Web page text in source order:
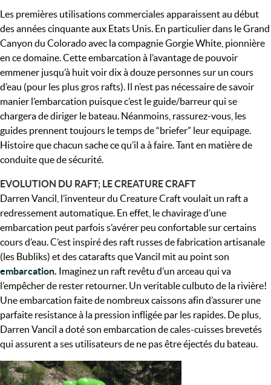
Les premières utilisations commerciales apparaissent au début
des années cinquante aux Etats Unis. En particulier dans le Grand
Canyon du Colorado avec la compagnie Gorgie White, pionnière
en ce domaine. Cette embarcation à l’avantage de pouvoir
emmener jusqu’à huit voir dix à douze personnes sur un cours
d’eau (pour les plus gros rafts). Il n’est pas nécessaire de savoir
manier l’embarcation puisque c’est le guide/barreur qui se
chargera de diriger le bateau. Néanmoins, rassurez-vous, les
guides prennent toujours le temps de “briefer” leur equipage.
Histoire que chacun sache ce qu’il a à faire. Tant en matière de
conduite que de sécurité.
EVOLUTION DU RAFT; LE CREATURE CRAFT
Darren Vancil, l’inventeur du Creature Craft voulait un raft a
redressement automatique. En effet, le chavirage d’une
embarcation peut parfois s’avérer peu confortable sur certains
cours d’eau. C’est inspiré des raft russes de fabrication artisanale
(les Bubliks) et des catarafts que Vancil mit au point son
embarcation. Imaginez un raft revêtu d’un arceau qui va
l’empêcher de rester retourner. Un veritable culbuto de la rivière!
Une embarcation faite de nombreux caissons afin d’assurer une
parfaite resistance à la pression infligée par les rapides. De plus,
Darren Vancil a doté son embarcation de cales-cuisses brevetés
qui assurent a ses utilisateurs de ne pas être éjectés du bateau.